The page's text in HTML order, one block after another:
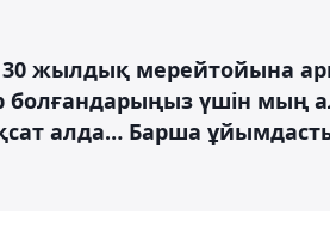
30 жылдық мерейтойына
үшін мың
алда… Барша